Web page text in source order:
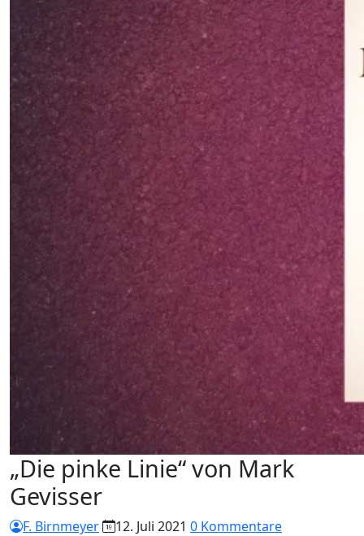
„Die pinke Linie“ von Mark
Gevisser
F. Birnmeyer 12. Juli 2021 0 Kommentare